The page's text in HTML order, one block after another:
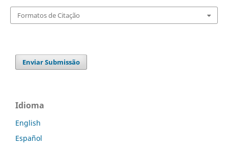
Formatos de Citação
Enviar Submissão
Idioma
English
Español